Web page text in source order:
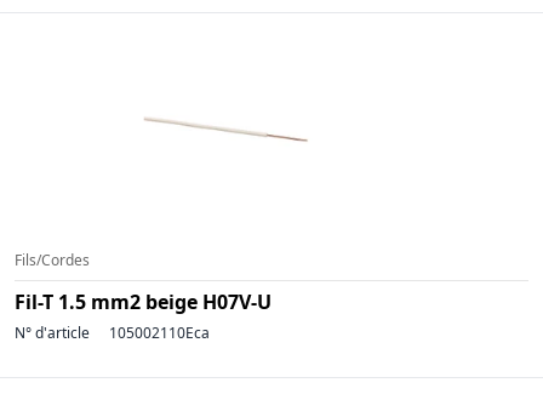
Fils/Cordes
Fil-T 1.5 mm2 beige H07V-U
N° d'article 105002110Eca